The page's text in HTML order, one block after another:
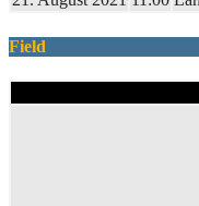
Field